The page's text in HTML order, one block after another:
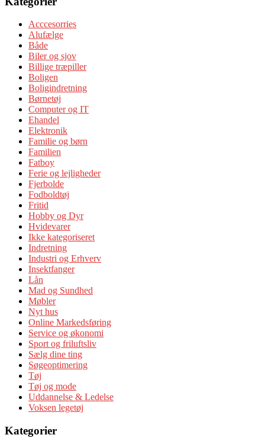
Acccesorries
Alufælge
Både
Biler og sjov
Billige træpiller
Boligen
Boligindretning
Børnetøj
Computer og IT
Ehandel
Elektronik
Familie og børn
Familien
Fatboy
Ferie og lejligheder
Fjerbolde
Fodboldtøj
Fritid
Hobby og Dyr
Hvidevarer
Ikke kategoriseret
Indretning
Industri og Erhverv
Insektfanger
Lån
Mad og Sundhed
Møbler
Nyt hus
Online Markedsføring
Service og økonomi
Sport og friluftsliv
Sælg dine ting
Søgeoptimering
Tøj
Tøj og mode
Uddannelse & Ledelse
Voksen legetøj
Kategorier